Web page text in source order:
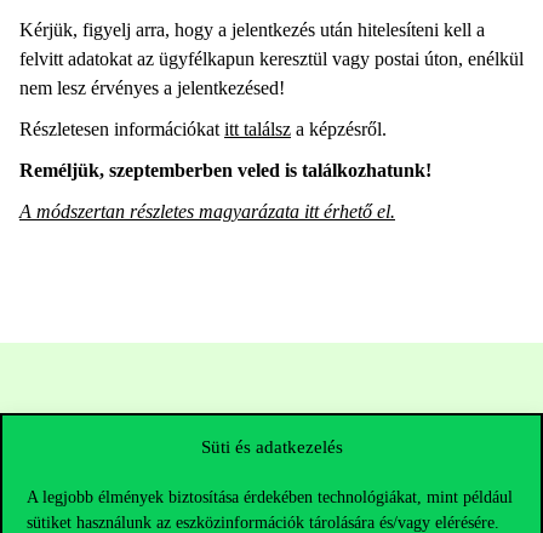
Süti és adatkezelés
A legjobb élmények biztosítása érdekében technológiákat, mint például
sütiket használunk az eszközinformációk tárolására és/vagy elérésére.
Kérjük, figyelj arra, hogy a jelentkezés után hitelesíteni kell a
felvitt adatokat az ügyfélkapun keresztül vagy postai úton, enélkül
nem lesz érvényes a jelentkezésed!
Részletesen információkat itt találsz a képzésről.
Reméljük, szeptemberben veled is találkozhatunk!
A módszertan részletes magyarázata itt érhető el.